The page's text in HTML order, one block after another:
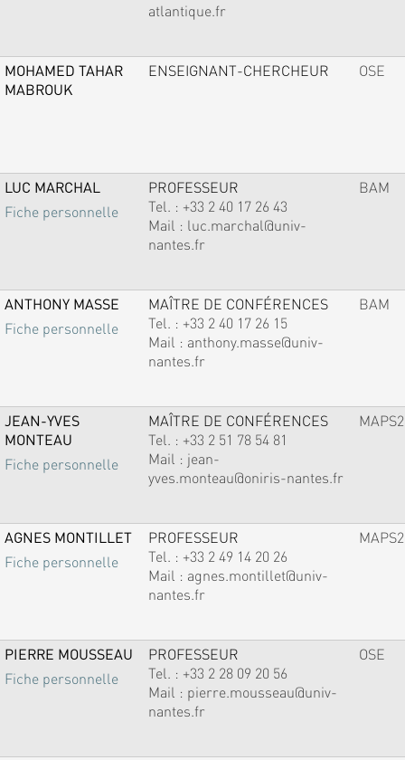
atlantique.fr
MOHAMED TAHAR
MABROUK
ENSEIGNANT-CHERCHEUR OSE
LUC MARCHAL
Fiche personnelle
PROFESSEUR
Tel. : +33 2 40 17 26 43
Mail : luc.marchal@univ-
nantes.fr
BAM
ANTHONY MASSE
Fiche personnelle
MAÎTRE DE CONFÉRENCES
Tel. : +33 2 40 17 26 15
Mail : anthony.masse@univ-
nantes.fr
BAM
JEAN-YVES
MONTEAU
Fiche personnelle
MAÎTRE DE CONFÉRENCES
Tel. : +33 2 51 78 54 81
Mail : jean-
yves.monteau@oniris-nantes.fr
MAPS2
AGNES MONTILLET
Fiche personnelle
PROFESSEUR
Tel. : +33 2 49 14 20 26
Mail : agnes.montillet@univ-
nantes.fr
MAPS2
PIERRE MOUSSEAU
Fiche personnelle
PROFESSEUR
Tel. : +33 2 28 09 20 56
Mail : pierre.mousseau@univ-
nantes.fr
OSE